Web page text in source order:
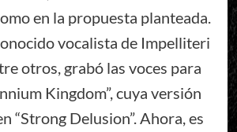
en la propuesta planteada.
vocalista de Impelliteri
otros, grabó las voces para
Kingdom”, cuya versión
“Strong Delusion”. Ahora, es